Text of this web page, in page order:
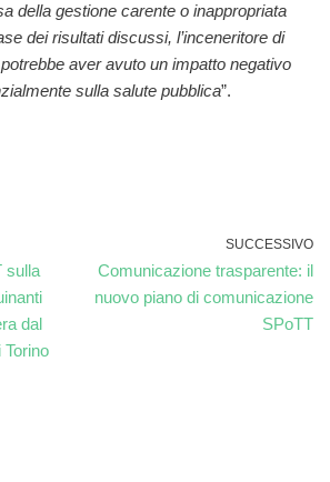
della gestione carente o inappropriata
dei risultati discussi, l’inceneritore di
aver avuto un impatto negativo
sulla salute pubblica”.
sulla
dal
SUCCESSIVO
Comunicazione trasparente: il
nuovo piano di comunicazione
SPoTT